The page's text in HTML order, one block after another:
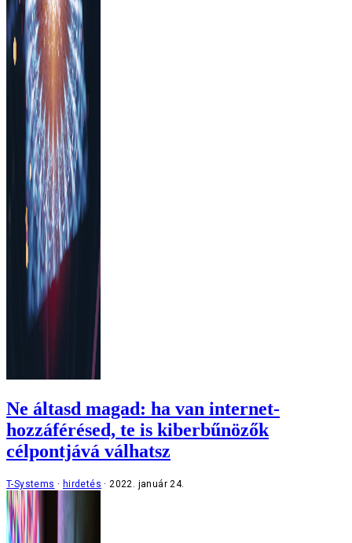
Ne áltasd magad: ha van internet-
hozzáférésed, te is kiberbűnözők
célpontjává válhatsz
T-Systems hirdetés 2022. január 24.